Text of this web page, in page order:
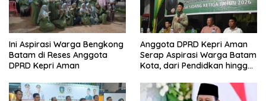
Ini Aspirasi Warga Bengkong
Batam di Reses Anggota
DPRD Kepri Aman
Anggota DPRD Kepri Aman
Serap Aspirasi Warga Batam
Kota, dari Pendidkan hingga